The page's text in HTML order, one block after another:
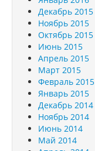
Декабрь 2015
Ноябрь 2015
Октябрь 2015
Июнь 2015
Апрель 2015
Март 2015
Февраль 2015
Январь 2015
Декабрь 2014
Ноябрь 2014
Июнь 2014
Май 2014